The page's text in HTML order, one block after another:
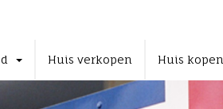
Huis verkopen Huis kopen